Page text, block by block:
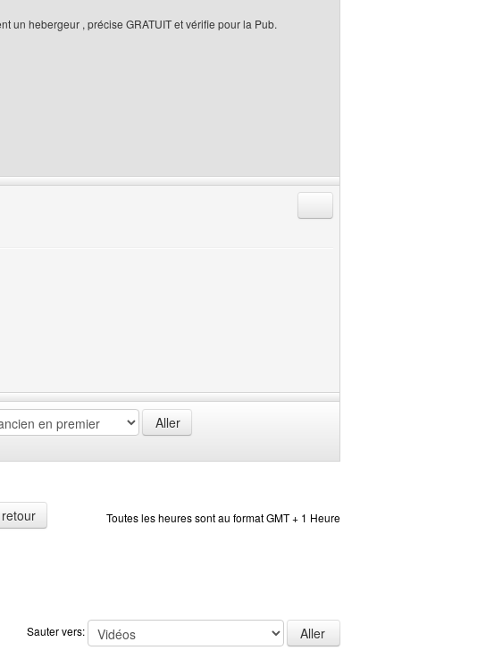
un hebergeur , précise GRATUIT et vérifie pour la Pub.
retour Toutes les heures sont au format GMT + 1 Heure
Sauter vers: